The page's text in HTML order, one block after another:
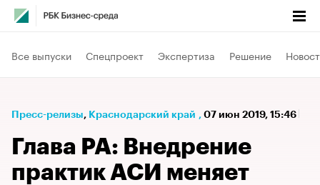
Все выпуски Спецпроект Экспертиза Решение
Пресс-релизы⁠, Краснодарский край , 07 июн 2019, 15:46
Глава РА: Внедрение
практик АСИ меняет